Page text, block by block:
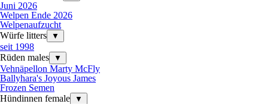
Juni 2026
Welpen Ende 2026
Welpenaufzucht
Würfe litters
▼
seit 1998
Rüden males
▼
Vehnäpellon Marty McFly
Ballyhara's Joyous James
Frozen Semen
Hündinnen female
▼